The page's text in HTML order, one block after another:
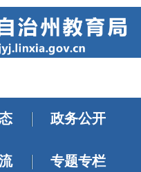
政务公开
专题专栏